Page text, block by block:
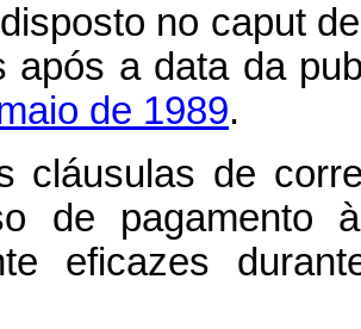
no caput
após a data da
de 1989.
cláusulas de
de pagamento
eficazes